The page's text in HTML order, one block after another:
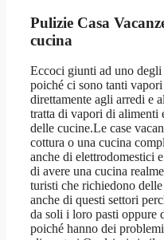
Pulizie Casa
cucina
Eccoci giunti ad uno
poiché ci sono tanti
direttamente agli arredi e
tratta di vapori di alimenti
delle cucine.Le case
cottura o una cucina
anche di elettrodomestici
di avere una cucina
turisti che richiedono
anche di questi settori
da soli i loro pasti oppure
poiché hanno dei